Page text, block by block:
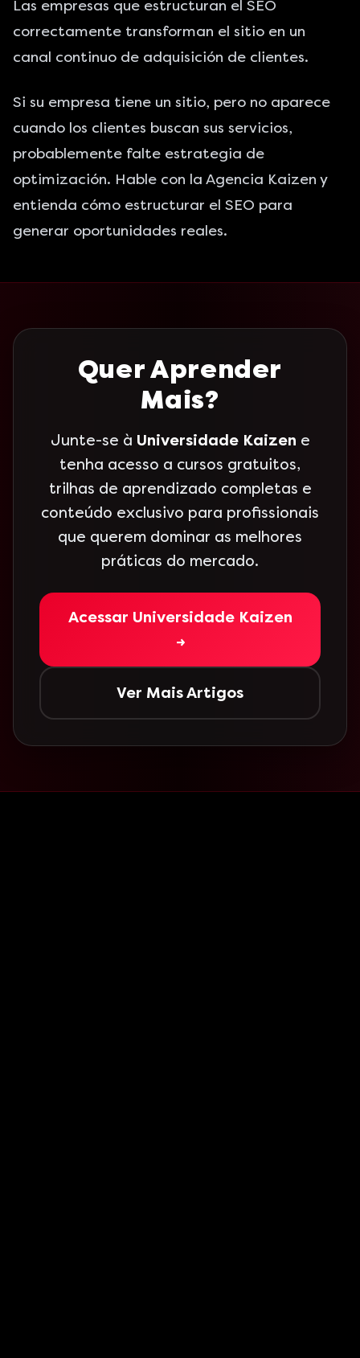
Las empresas que estructuran el SEO
correctamente transforman el sitio en un
canal continuo de adquisición de clientes.
Si su empresa tiene un sitio, pero no aparece
cuando los clientes buscan sus servicios,
probablemente falte estrategia de
optimización. Hable con la Agencia Kaizen y
entienda cómo estructurar el SEO para
generar oportunidades reales.
Quer Aprender
Mais?
Junte-se à Universidade Kaizen e
tenha acesso a cursos gratuitos,
trilhas de aprendizado completas e
conteúdo exclusivo para profissionais
que querem dominar as melhores
práticas do mercado.
Acessar Universidade Kaizen
→
Ver Mais Artigos